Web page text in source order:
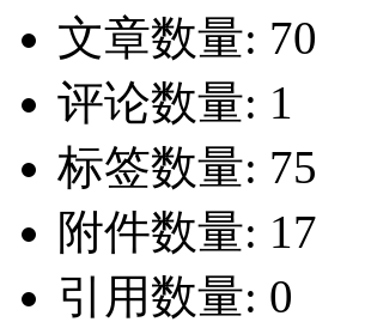
文章数量: 70
评论数量: 1
标签数量: 75
附件数量: 17
引用数量: 0